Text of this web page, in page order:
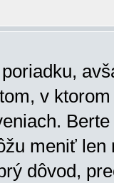
v
meniť
dôvod,